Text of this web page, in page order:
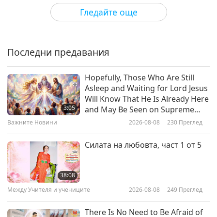
0:59
животните 2019
10
0:59
Барбадос: Закон за
предотвратяване на
насилието към животни
Shorts 2017-10-10 3210Преглед
11
0:58
Белгия: Валонски кодекс за
благополучието на
животните
Shorts
12
Белиз: Закон за жестокостта
към животни
Гледайте още
2019-03-19 6770
3:50
Закони, забраняващи участието
на животни в циркове и други
развлечения
5:14
Последни предавания
3:05
Hopefully, Those Who Are Still
Asleep and Waiting for Lord Jesus
Will Know That He Is Already Here
and May Be Seen on Supreme
Master Television
Важните Новини 2026-08-08 230 Преглед
38:08
Силата на любовта, част 1 от 5
Между Учителя и учениците 2026-08-08 249 Преглед
There Is No Need to Be Afraid of